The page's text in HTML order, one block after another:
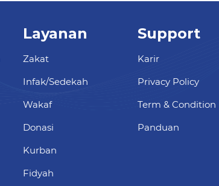
Layanan
Zakat
Infak/Sedekah
Wakaf
Donasi
Kurban
Fidyah
Support
Karir
Privacy Policy
Term & Condition
Panduan